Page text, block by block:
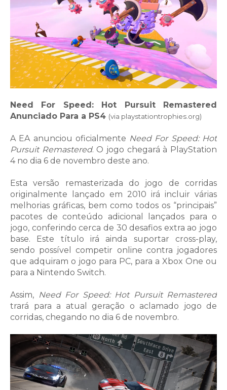
Need For Speed: Hot Pursuit Remastered
Anunciado Para a PS4 (via playstationtrophies.org)
A EA anunciou oficialmente Need For Speed: Hot
Pursuit Remastered. O jogo chegará à PlayStation
4 no dia 6 de novembro deste ano.
Esta versão remasterizada do jogo de corridas
originalmente lançado em 2010 irá incluir várias
melhorias gráficas, bem como todos os “principais”
pacotes de conteúdo adicional lançados para o
jogo, conferindo cerca de 30 desafios extra ao jogo
base. Este título irá ainda suportar cross-play,
sendo possível competir online contra jogadores
que adquiram o jogo para PC, para a Xbox One ou
para a Nintendo Switch.
Assim, Need For Speed: Hot Pursuit Remastered
trará para a atual geração o aclamado jogo de
corridas, chegando no dia 6 de novembro.